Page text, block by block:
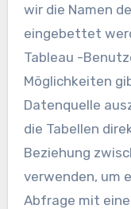
wir die Namen
eingebettet
Tableau -
Möglichkeiten
Datenquelle
die Tabellen
Beziehung
verwenden, um
Abfrage mit